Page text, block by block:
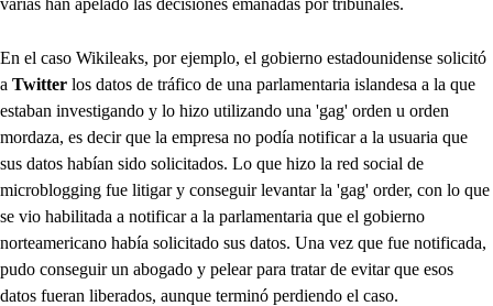
En el caso Wikileaks, por ejemplo, el gobierno estadounidense solicitó
a Twitter los datos de tráfico de una parlamentaria islandesa a la que
estaban investigando y lo hizo utilizando una 'gag' orden u orden
mordaza, es decir que la empresa no podía notificar a la usuaria que
sus datos habían sido solicitados. Lo que hizo la red social de
microblogging fue litigar y conseguir levantar la 'gag' order, con lo que
se vio habilitada a notificar a la parlamentaria que el gobierno
norteamericano había solicitado sus datos. Una vez que fue notificada,
pudo conseguir un abogado y pelear para tratar de evitar que esos
datos fueran liberados, aunque terminó perdiendo el caso.